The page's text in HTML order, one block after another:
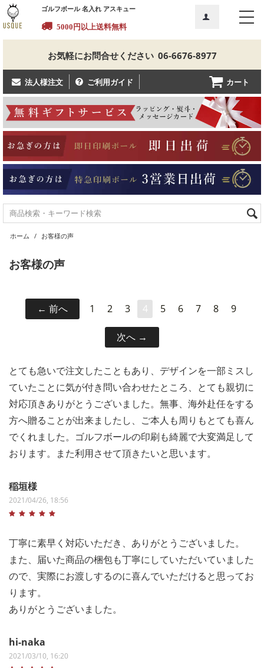
ゴルフボール 名入れ アスキュー
5000円以上送料無料
お気軽にお問合せください 06-6676-8977
法人様注文 ご利用ガイド カート
ホーム / お客様の声
お客様の声
前へ 1 2 3 4 5 6 7 8 9
次へ
とても急いで注文したこともあり、デザインを一部ミスし
ていたことに気が付き問い合わせたところ、とても親切に
対応頂きありがとうございました。無事、海外赴任をする
方へ贈ることが出来ましたし、ご本人も周りもとても喜ん
でくれました。ゴルフボールの印刷も綺麗で大変満足して
おります。また利用させて頂きたいと思います。
稲垣様
2021/04/26, 18:56
丁寧に素早く対応いただき、ありがとうございました。
また、届いた商品の梱包も丁寧にしていただいていました
ので、実際にお渡しするのに喜んでいただけると思ってお
ります。
ありがとうございました。
hi-naka
2021/03/10, 16:20